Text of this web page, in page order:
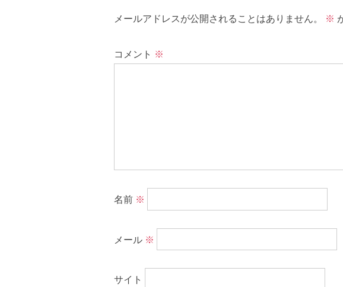
メールアドレスが公開されることはありません。 ※
コメント ※
名前 ※
メール ※
サイト